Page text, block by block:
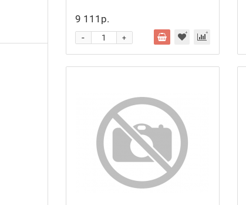
9 111р.
+
-